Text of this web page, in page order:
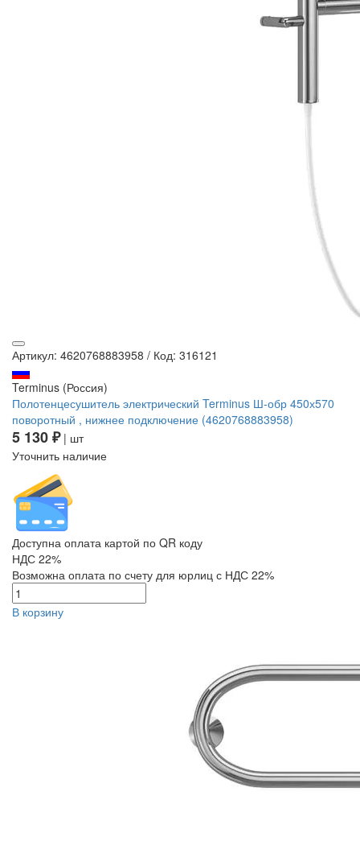
Артикул: 4620768883958 / Код: 316121
Terminus (Россия)
Полотенцесушитель электрический Terminus Ш-обр 450х570
поворотный , нижнее подключение (4620768883958)
5 130 ₽| шт
Уточнить наличие
Доступна оплата картой по QR коду
НДС 22%
Возможна оплата по счету для юрлиц с НДС 22%
В корзину